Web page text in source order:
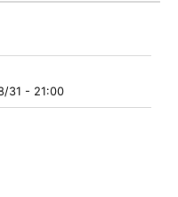
31 - 21:00